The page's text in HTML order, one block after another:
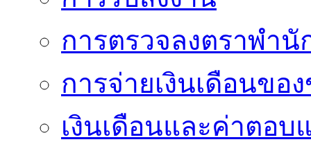
การตรวจลงตราพำ
การจ่ายเงินเดือนขอ
เงินเดือนและค่าตอบ